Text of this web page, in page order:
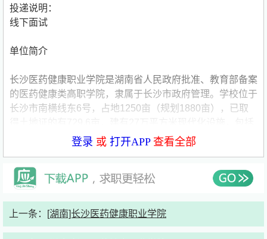
投递说明：
线下面试
单位简介
长沙医药健康职业学院是湖南省人民政府批准、教育部备案
的医药健康类高职学院，隶属于长沙市政府管理。学校位于
长沙市南横线东6号，占地1250亩（规划1880亩），已取
教学楼、实验楼、食堂、体育馆、图书馆、公寓及办公楼。
书馆藏书60万册（纸质20万，电子40万）。设有120间校
内实训室及90个校外实习基地，提供丰富实践机会。
院、马列主义学院、继续教育与国际交流学院七大院系，将
登录 或 打开APP查看全部
上一条： [湖南]长沙医药健康职业学院